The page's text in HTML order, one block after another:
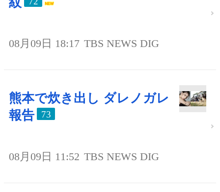
08月09日 18:17 TBS NEWS DIG
熊本で炊き出し ダレノガレ
報告
73
08月09日 11:52 TBS NEWS DIG